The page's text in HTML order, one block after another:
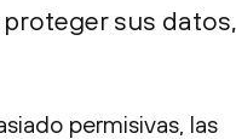
sus
permisivas, las